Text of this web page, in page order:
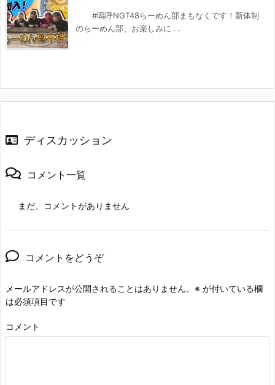
#嗚呼NGT48らーめん部まもなくです！新体制
のらーめん部、お楽しみに ...
ディスカッション
コメント一覧
まだ、コメントがありません
コメントをどうぞ
メールアドレスが公開されることはありません。 ※ が付いている欄
は必須項目です
コメント